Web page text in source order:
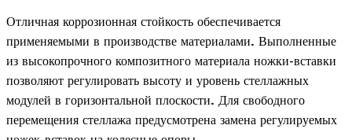
Оборудование со встроенным
агрегатом
Шкафы шоковой заморозки
Овощерезки и машины протирки
Прессы для пиццы
Соковыжималки
Стерилизаторы
Тестораскаточные машины
Фасовочно-упаковочное оборудование
Отличная коррозионная стойкость обеспечивается
применяемыми в производстве материалами. Выполненные
из высокопрочного композитного материала ножки-вставки
позволяют регулировать высоту и уровень стеллажных
модулей в горизонтальной плоскости. Для свободного
перемещения стеллажа предусмотрена замена регулируемых